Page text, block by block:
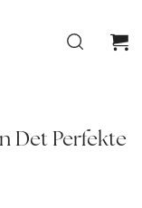
Det Perfekte